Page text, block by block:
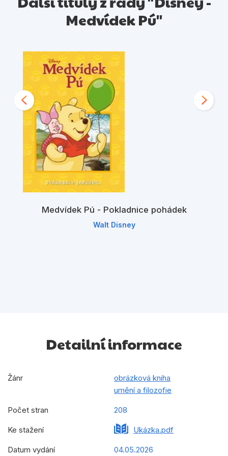
Medvídek Pú"
Medvídek Pú - Pokladnice pohádek
Walt Disney
Detailní informace
Žánr
obrázková kniha
umění a filozofie
Počet stran 208
Ke stažení Ukázka.pdf
Datum vydání 04.05.2026